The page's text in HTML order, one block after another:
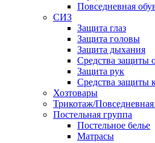
Повседневная
СИЗ
Защита глаз
Защита головы
Защита дыхания
Средства защиты
Защита рук
Средства защиты
Хозтовары
Трикотаж/
Постельная группа
Постельное белье
Матрасы